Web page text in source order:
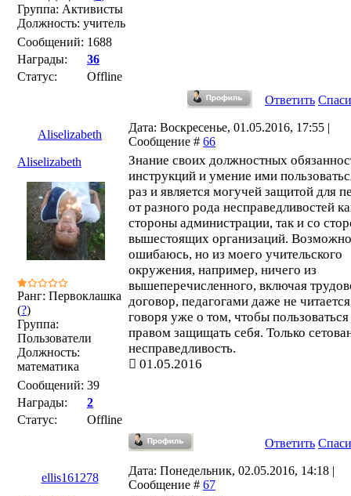
Группа: Активисты
Должность: учитель
Сообщений: 1688
Награды:
36
Статус:
Offline
Ответить
Aliselizabeth
Дата: Воскресенье, 01.05.2016, 17:55 |
Сообщение # 66
Aliselizabeth
Ранг: Первоклашка
(?)
Группа:
Пользователи
Должность:
математика
Сообщений: 39
Награды:
2
Статус:
Offline
Знание своих должностных
инструкций и умение ими
раз и является могучей защитой для
от разного рода несправедливостей
стороны администрации, так и со
вышестоящих организаций.
ошибаюсь, но из моего учительского
окружения, например, ничего из
вышеперечисленного, включая
договор, педагогами даже не
говоря уже о том, чтобы пользоваться
правом защищать себя. Только
несправедливость.
01.05.2016
Ответить
ellis161278
Дата: Понедельник, 02.05.2016, 14:18 |
Сообщение # 67